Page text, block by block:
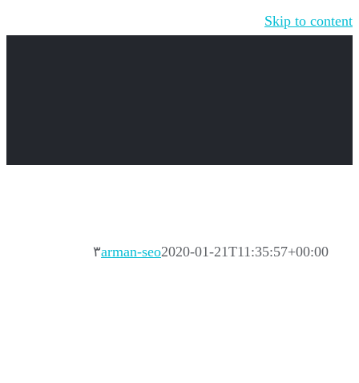
Skip to content
۳arman-seo2020-01-21T11:35:57+00:00